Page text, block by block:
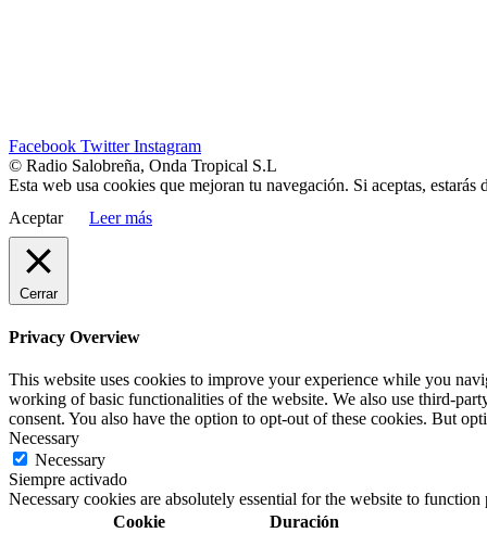
Facebook Twitter Instagram
© Radio Salobreña, Onda Tropical S.L
Esta web usa cookies que mejoran tu navegación. Si aceptas, estarás
Aceptar
Leer más
Cerrar
Privacy Overview
This website uses cookies to improve your experience while you
working of basic functionalities of the website. We also use third-
consent. You also have the option to opt-out of these cookies. But
Necessary
Necessary
Siempre activado
Necessary cookies are absolutely essential for the website to
Cookie
Duración